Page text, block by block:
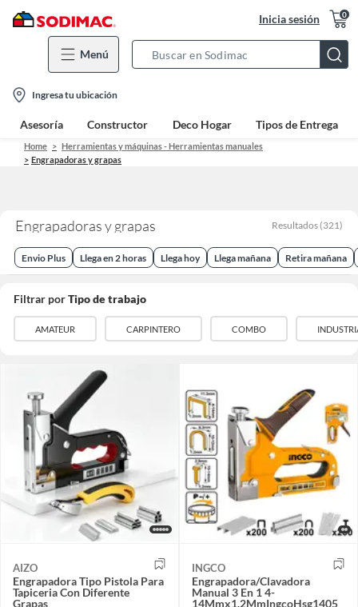
Inicia sesión 0
Menú
Bar
location-
icon
Ingresa tu ubicación
Asesoría Constructor Deco Hogar Tipos de Entrega
Home
Herramientas y máquinas - Herramientas manuales
Engrapadoras y grapas
Engrapadoras y grapas Resultados (321)
Envio Plus Llega en 2 horas Llega hoy Llega mañana Retira mañana
Filtrar porTipo de trabajo
AMATEUR CARPINTERO COMBO
AIZO
Engrapadora Tipo Pistola Para
Tapiceria Con Diferente
Grapas
INGCO
Engrapadora/Clavadora
Manual 3 En 1 4-
14Mmx1.2MmIngcoHsg1405